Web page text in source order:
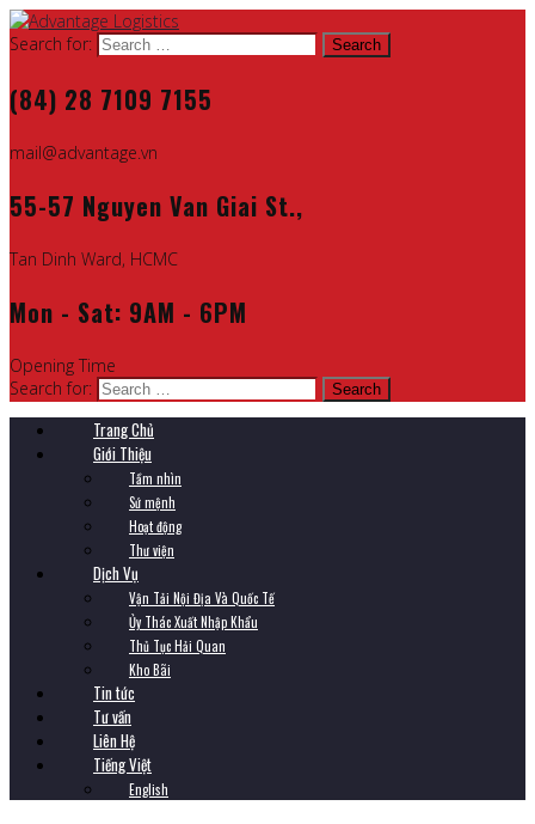
Search for:
(84) 28 7109 7155
mail@advantage.vn
55-57 Nguyen Van Giai St.,
Tan Dinh Ward, HCMC
Mon - Sat: 9AM - 6PM
Opening Time
Search for:
Trang Chủ
Giới Thiệu
Tầm nhìn
Sứ mệnh
Hoạt động
Thư viện
Dịch Vụ
Vận Tải Nội Địa Và Quốc Tế
Ủy Thác Xuất Nhập Khẩu
Thủ Tục Hải Quan
Kho Bãi
Tin tức
Tư vấn
Liên Hệ
Tiếng Việt
English